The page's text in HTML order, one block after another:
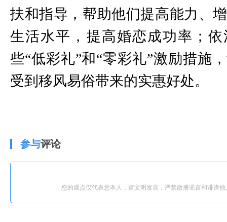
扶和指导，帮助他们提高能力、
生活水平，提高婚恋成功率；
些“低彩礼”和“零彩礼”激励措施
受到移风易俗带来的实惠好处。
参与评论
您的观点仅代表您本人，请文明发言，严禁散播谣言和诽谤他